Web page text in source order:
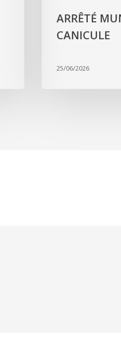
ARRÊTÉ
CANICULE
25/06/2026